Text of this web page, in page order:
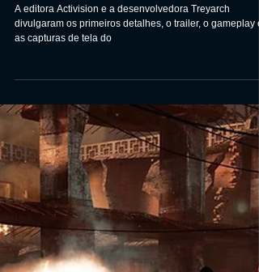
Call of Duty: Black Ops Cold War
A editora Activision e a desenvolvedora Treyarch
divulgaram os primeiros detalhes, o trailer, o gameplay e
as capturas de tela do